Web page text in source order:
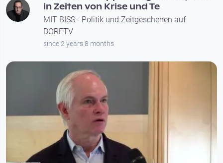
in Zeiten von Krise und Te
MIT BISS - Politik und Zeitgeschehen auf
DORFTV
since 2 years 8 months